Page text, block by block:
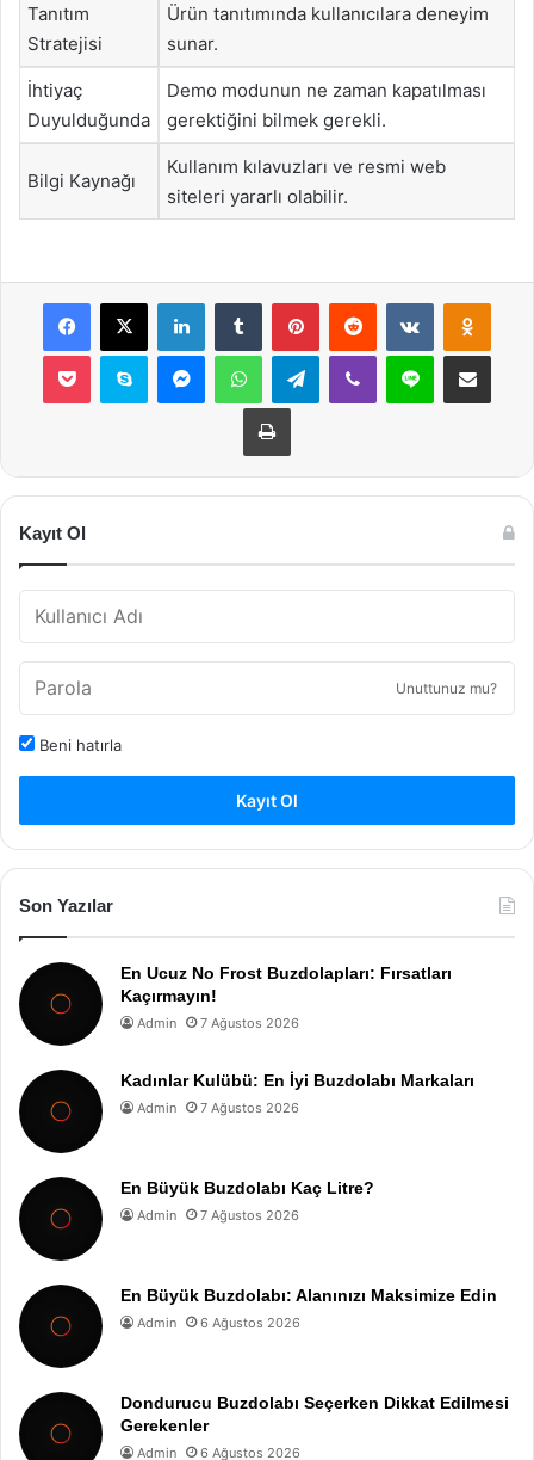
Tanıtım
Stratejisi
Ürün tanıtımında kullanıcılara deneyim
sunar.
İhtiyaç
Duyulduğunda
Demo modunun ne zaman kapatılması
gerektiğini bilmek gerekli.
Bilgi Kaynağı
Kullanım kılavuzları ve resmi web
siteleri yararlı olabilir.
Facebook
X LinkedInTumblr PinterestReddit VKontakte
Pocket Skype MessengerWhatsAppTelegramViber Line E-Posta ile
Yazdır
Kayıt Ol
Unuttunuz mu?
Beni hatırla
Kayıt Ol
Son Yazılar
En Ucuz No Frost Buzdolapları: Fırsatları
Kaçırmayın!
Admin 7 Ağustos 2026
Kadınlar Kulübü: En İyi Buzdolabı Markaları
Admin 7 Ağustos 2026
En Büyük Buzdolabı Kaç Litre?
Admin 7 Ağustos 2026
En Büyük Buzdolabı: Alanınızı Maksimize Edin
Admin 6 Ağustos 2026
Dondurucu Buzdolabı Seçerken Dikkat Edilmesi
Gerekenler
Admin 6 Ağustos 2026